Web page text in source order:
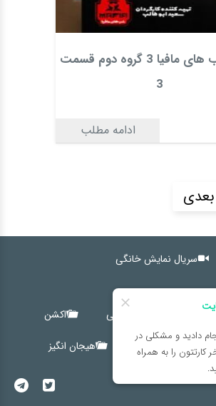
دانلود شب های مافیا 3 گروه دوم قسمت
3
ادامه مطلب
بعدی
سریال نمایش خانگی
اجتماعی خانوادگی
اکشن
درام کوتاه هیجان انگیز